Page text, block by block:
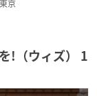
京
!（ウィズ） 1